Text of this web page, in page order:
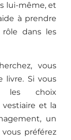
lui-même, et
à prendre
dans les
vous
livre. Si vous
les choix
et la
un
préférez